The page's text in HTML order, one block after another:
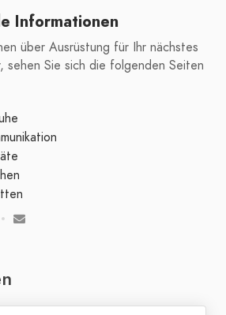
Informationen
über Ausrüstung für Ihr nächstes
Sie sich die folgenden Seiten